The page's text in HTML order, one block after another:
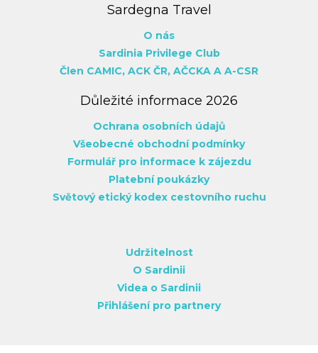
Sardegna Travel
O nás
Sardinia Privilege Club
Člen CAMIC, ACK ČR, AČCKA A A-CSR
Důležité informace 2026
Ochrana osobních údajů
Všeobecné obchodní podmínky
Formulář pro informace k zájezdu
Platební poukázky
Světový etický kodex cestovního ruchu
Udržitelnost
O Sardinii
Videa o Sardinii
Přihlášení pro partnery